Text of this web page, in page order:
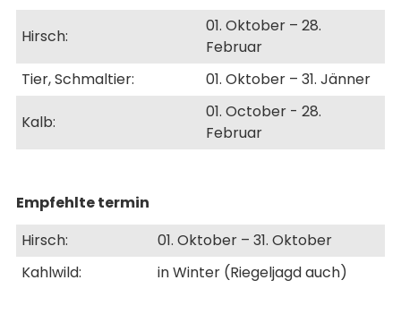
Hirsch:
01. Oktober – 28.
Februar
Tier, Schmaltier:
01. Oktober – 31. Jänner
Kalb:
01. October - 28.
Februar
Empfehlte termin
Hirsch:
01. Oktober – 31. Oktober
Kahlwild:
in Winter (Riegeljagd auch)